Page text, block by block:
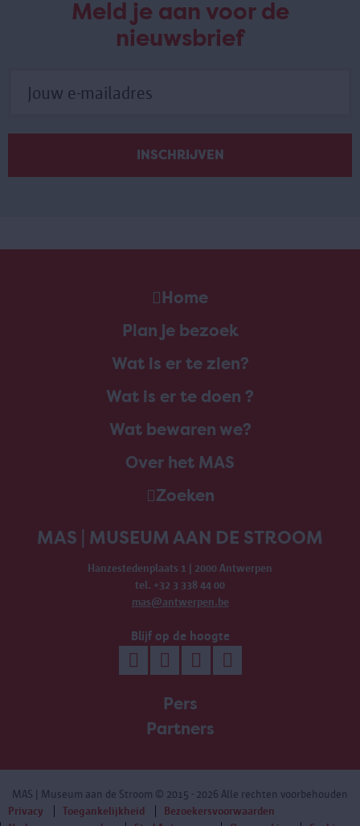
Meld je aan voor de
nieuwsbrief
Home
Plan je bezoek
Wat is er te zien?
Wat is er te doen ?
Wat bewaren we?
Over het MAS
Zoeken
MAS | MUSEUM AAN DE STROOM
Hanzestedenplaats 1 | 2000 Antwerpen
tel. +32 3 338 44 00
mas@antwerpen.be
Blijf op de hoogte
Pers
Partners
MAS | Museum aan de Stroom © 2015 - 2026 Alle rechten voorbehouden
Privacy
Toegankelijkheid
Bezoekersvoorwaarden